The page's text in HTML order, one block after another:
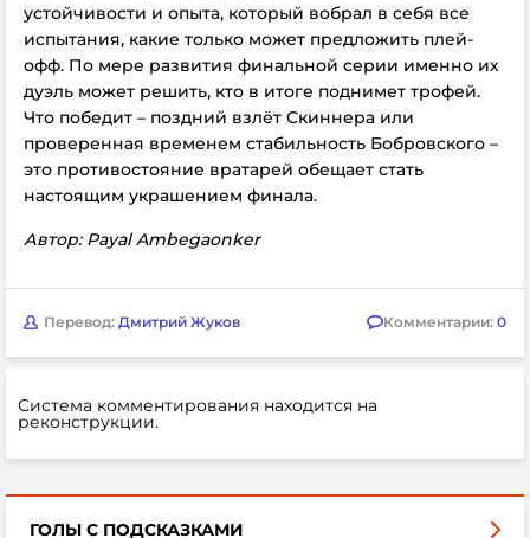
устойчивости и опыта, который вобрал в себя все
испытания, какие только может предложить плей-
офф. По мере развития финальной серии именно их
дуэль может решить, кто в итоге поднимет трофей.
Что победит – поздний взлёт Скиннера или
проверенная временем стабильность Бобровского –
это противостояние вратарей обещает стать
настоящим украшением финала.
Автор: Payal Ambegaonker
Перевод: Дмитрий Жуков Комментарии: 0
Система комментирования находится на
реконструкции.
ГОЛЫ С ПОДСКАЗКАМИ